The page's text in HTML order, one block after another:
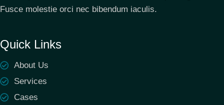
Fusce molestie orci nec bibendum iaculis.
Quick Links
About Us
Services
Cases